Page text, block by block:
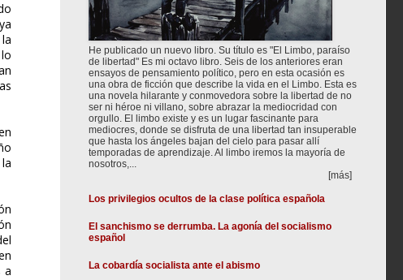
a
He publicado un nuevo libro. Su título es "El Limbo, paraíso
de libertad" Es mi octavo libro. Seis de los anteriores eran
ensayos de pensamiento político, pero en esta ocasión es
una obra de ficción que describe la vida en el Limbo. Esta es
una novela hilarante y conmovedora sobre la libertad de no
ser ni héroe ni villano, sobre abrazar la mediocridad con
orgullo. El limbo existe y es un lugar fascinante para
mediocres, donde se disfruta de una libertad tan insuperable
que hasta los ángeles bajan del cielo para pasar allí
temporadas de aprendizaje. Al limbo iremos la mayoría de
nosotros,...
[más]
Los privilegios ocultos de la clase política española
El sanchismo se derrumba. La agonía del socialismo
español
La cobardía socialista ante el abismo